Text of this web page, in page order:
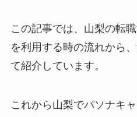
この記事では、山梨の転
を利用する時の流れから
て紹介しています。
これから山梨でパソナキ